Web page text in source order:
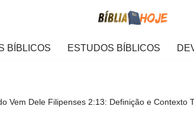
BÍBLICOS ESTUDOS BÍBLICOS
Vem Dele Filipenses 2:13: Definição e Contexto